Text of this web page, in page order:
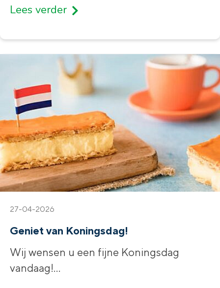
Lees verder
27-04-2026
Geniet van Koningsdag!
Wij wensen u een fijne Koningsdag
vandaag!...